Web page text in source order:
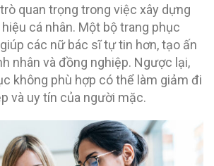
quan trọng trong việc xây dựng
cá nhân. Một bộ trang phục
các nữ bác sĩ tự tin hơn, tạo ấn
nhân và đồng nghiệp. Ngược lại,
không phù hợp có thể làm giảm đi
và uy tín của người mặc.